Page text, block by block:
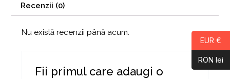
Recenzii (0)
Nu există recenzii până acum.
Fii primul care adaugi o
EUR €
RON lei